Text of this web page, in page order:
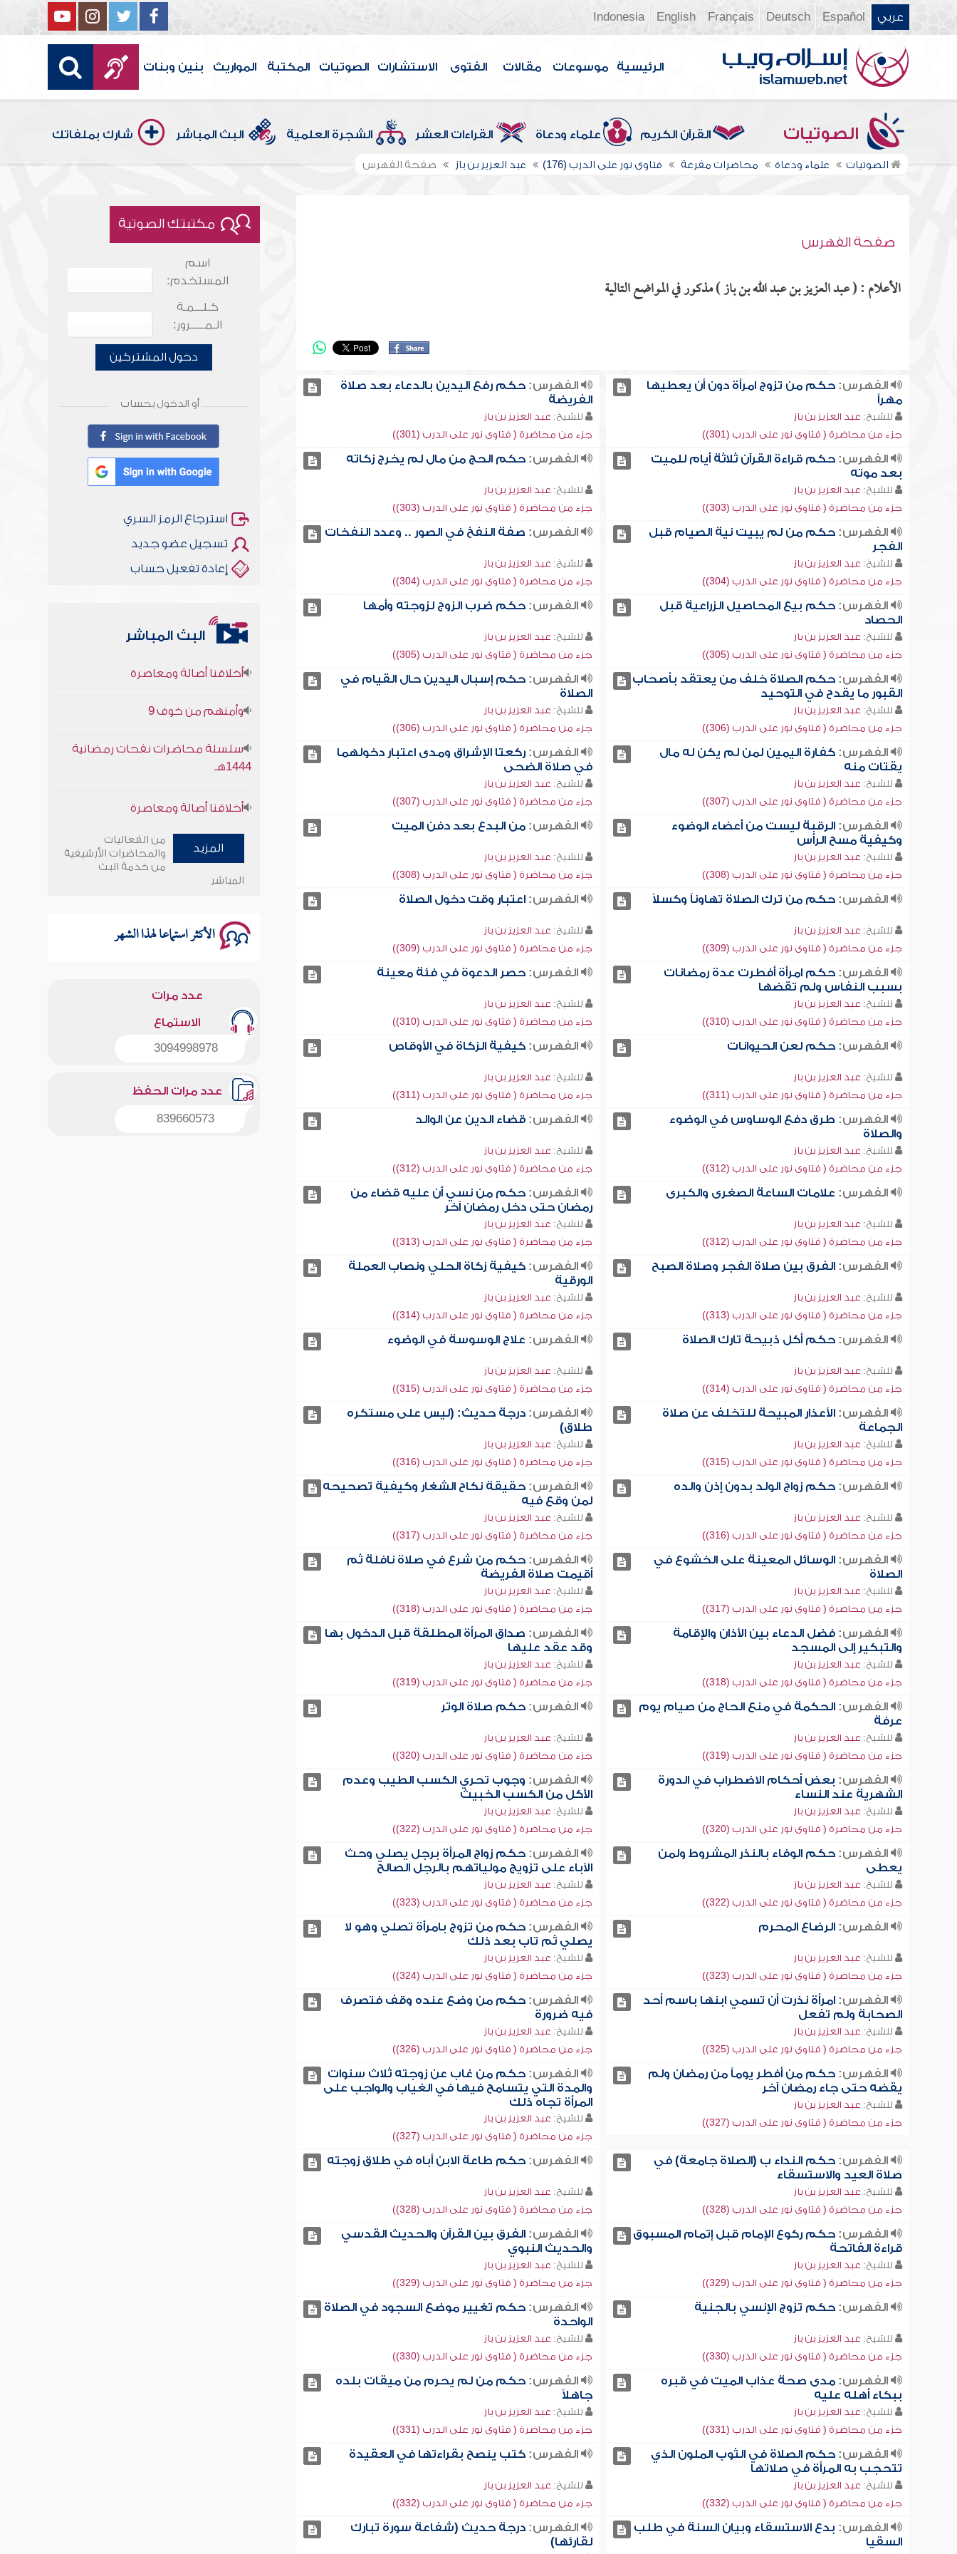
عربي Español
Deutsch
Français
English
Indonesia
الرئيسية موسوعات مقالات الفتوى الاستشارات الصوتيات المكتبة المواريث بنين وبنات
الصوتيات القرآن الكريم علماء ودعاة القراءات العشر الشجرة العلمية البث المباشر شارك بملفاتك
الصوتيات علماء ودعاة محاضرات مفرغة فتاوى نور على الدرب (176) عبد العزيز بن باز صفحة الفهرس
صفحة الفهرس
الأعلام : ( عبد العزيز بن عبد الله بن باز ) مذكور في المواضع التالية
الفهرس:حكم من تزوج امرأة دون أن يعطيها
مهراً
للشيخ: عبد العزيز بن باز
جزء من محاضرة ( فتاوى نور على الدرب (301))
الفهرس: حكم رفع اليدين بالدعاء بعد صلاة
الفريضة
للشيخ: عبد العزيز بن باز
جزء من محاضرة ( فتاوى نور على الدرب (301))
الفهرس:حكم قراءة القرآن ثلاثة أيام للميت
بعد موته
للشيخ: عبد العزيز بن باز
جزء من محاضرة ( فتاوى نور على الدرب (303))
الفهرس: حكم الحج من مال لم يخرج زكاته
للشيخ: عبد العزيز بن باز
جزء من محاضرة ( فتاوى نور على الدرب (303))
الفهرس:حكم من لم يبيت نية الصيام قبل
الفجر
للشيخ: عبد العزيز بن باز
جزء من محاضرة ( فتاوى نور على الدرب (304))
الفهرس: صفة النفخ في الصور .. وعدد النفخات
للشيخ: عبد العزيز بن باز
جزء من محاضرة ( فتاوى نور على الدرب (304))
الفهرس:حكم بيع المحاصيل الزراعية قبل
الحصاد
للشيخ: عبد العزيز بن باز
جزء من محاضرة ( فتاوى نور على الدرب (305))
الفهرس: حكم ضرب الزوج لزوجته وأمها
للشيخ: عبد العزيز بن باز
جزء من محاضرة ( فتاوى نور على الدرب (305))
الفهرس:حكم الصلاة خلف من يعتقد بأصحاب
القبور ما يقدح في التوحيد
للشيخ: عبد العزيز بن باز
جزء من محاضرة ( فتاوى نور على الدرب (306))
الفهرس: حكم إسبال اليدين حال القيام في
الصلاة
للشيخ: عبد العزيز بن باز
جزء من محاضرة ( فتاوى نور على الدرب (306))
الفهرس:كفارة اليمين لمن لم يكن له مال
يقتات منه
للشيخ: عبد العزيز بن باز
جزء من محاضرة ( فتاوى نور على الدرب (307))
الفهرس: ركعتا الإشراق ومدى اعتبار دخولهما
في صلاة الضحى
للشيخ: عبد العزيز بن باز
جزء من محاضرة ( فتاوى نور على الدرب (307))
الفهرس:الرقبة ليست من أعضاء الوضوء
وكيفية مسح الرأس
للشيخ: عبد العزيز بن باز
جزء من محاضرة ( فتاوى نور على الدرب (308))
الفهرس: من البدع بعد دفن الميت
للشيخ: عبد العزيز بن باز
جزء من محاضرة ( فتاوى نور على الدرب (308))
الفهرس:حكم من ترك الصلاة تهاوناً وكسلاً
للشيخ: عبد العزيز بن باز
جزء من محاضرة ( فتاوى نور على الدرب (309))
الفهرس: اعتبار وقت دخول الصلاة
للشيخ: عبد العزيز بن باز
جزء من محاضرة ( فتاوى نور على الدرب (309))
الفهرس:حكم امرأة أفطرت عدة رمضانات
بسبب النفاس ولم تقضها
للشيخ: عبد العزيز بن باز
جزء من محاضرة ( فتاوى نور على الدرب (310))
الفهرس: حصر الدعوة في فئة معينة
للشيخ: عبد العزيز بن باز
جزء من محاضرة ( فتاوى نور على الدرب (310))
الفهرس:حكم لعن الحيوانات
للشيخ: عبد العزيز بن باز
جزء من محاضرة ( فتاوى نور على الدرب (311))
الفهرس: كيفية الزكاة في الأوقاص
للشيخ: عبد العزيز بن باز
جزء من محاضرة ( فتاوى نور على الدرب (311))
الفهرس: طرق دفع الوساوس في الوضوء
والصلاة
للشيخ: عبد العزيز بن باز
جزء من محاضرة ( فتاوى نور على الدرب (312))
الفهرس: قضاء الدين عن الوالد
للشيخ: عبد العزيز بن باز
جزء من محاضرة ( فتاوى نور على الدرب (312))
الفهرس: علامات الساعة الصغرى والكبرى
للشيخ: عبد العزيز بن باز
جزء من محاضرة ( فتاوى نور على الدرب (312))
الفهرس: حكم من نسي أن عليه قضاء من
رمضان حتى دخل رمضان آخر
للشيخ: عبد العزيز بن باز
جزء من محاضرة ( فتاوى نور على الدرب (313))
الفهرس:الفرق بين صلاة الفجر وصلاة الصبح
للشيخ: عبد العزيز بن باز
جزء من محاضرة ( فتاوى نور على الدرب (313))
الفهرس: كيفية زكاة الحلي ونصاب العملة
الورقية
للشيخ: عبد العزيز بن باز
جزء من محاضرة ( فتاوى نور على الدرب (314))
الفهرس:حكم أكل ذبيحة تارك الصلاة
للشيخ: عبد العزيز بن باز
جزء من محاضرة ( فتاوى نور على الدرب (314))
الفهرس: علاج الوسوسة في الوضوء
للشيخ: عبد العزيز بن باز
جزء من محاضرة ( فتاوى نور على الدرب (315))
الفهرس:الأعذار المبيحة للتخلف عن صلاة
الجماعة
للشيخ: عبد العزيز بن باز
جزء من محاضرة ( فتاوى نور على الدرب (315))
الفهرس: درجة حديث: (ليس على مستكره
طلاق)
للشيخ: عبد العزيز بن باز
جزء من محاضرة ( فتاوى نور على الدرب (316))
الفهرس:حكم زواج الولد بدون إذن والده
للشيخ: عبد العزيز بن باز
جزء من محاضرة ( فتاوى نور على الدرب (316))
الفهرس: حقيقة نكاح الشغار وكيفية تصحيحه
لمن وقع فيه
للشيخ: عبد العزيز بن باز
جزء من محاضرة ( فتاوى نور على الدرب (317))
الفهرس:الوسائل المعينة على الخشوع في
الصلاة
للشيخ: عبد العزيز بن باز
جزء من محاضرة ( فتاوى نور على الدرب (317))
الفهرس: حكم من شرع في صلاة نافلة ثم
أقيمت صلاة الفريضة
للشيخ: عبد العزيز بن باز
جزء من محاضرة ( فتاوى نور على الدرب (318))
الفهرس:فضل الدعاء بين الأذان والإقامة
والتبكير إلى المسجد
للشيخ: عبد العزيز بن باز
جزء من محاضرة ( فتاوى نور على الدرب (318))
الفهرس: صداق المرأة المطلقة قبل الدخول بها
وقد عقد عليها
للشيخ: عبد العزيز بن باز
جزء من محاضرة ( فتاوى نور على الدرب (319))
الفهرس:الحكمة في منع الحاج من صيام يوم
عرفة
للشيخ: عبد العزيز بن باز
جزء من محاضرة ( فتاوى نور على الدرب (319))
الفهرس: حكم صلاة الوتر
للشيخ: عبد العزيز بن باز
جزء من محاضرة ( فتاوى نور على الدرب (320))
الفهرس: بعض أحكام الاضطراب في الدورة
الشهرية عند النساء
للشيخ: عبد العزيز بن باز
جزء من محاضرة ( فتاوى نور على الدرب (320))
الفهرس: وجوب تحري الكسب الطيب وعدم
الأكل من الكسب الخبيث
للشيخ: عبد العزيز بن باز
جزء من محاضرة ( فتاوى نور على الدرب (322))
الفهرس:حكم الوفاء بالنذر المشروط ولمن
يعطى
للشيخ: عبد العزيز بن باز
جزء من محاضرة ( فتاوى نور على الدرب (322))
الفهرس: حكم زواج المرأة برجل يصلي وحث
الآباء على تزويج مولياتهم بالرجل الصالح
للشيخ: عبد العزيز بن باز
جزء من محاضرة ( فتاوى نور على الدرب (323))
الفهرس:الرضاع المحرم
للشيخ: عبد العزيز بن باز
جزء من محاضرة ( فتاوى نور على الدرب (323))
الفهرس: حكم من تزوج بامرأة تصلي وهو لا
يصلي ثم تاب بعد ذلك
للشيخ: عبد العزيز بن باز
جزء من محاضرة ( فتاوى نور على الدرب (324))
الفهرس:امرأة نذرت أن تسمي ابنها باسم أحد
الصحابة ولم تفعل
للشيخ: عبد العزيز بن باز
جزء من محاضرة ( فتاوى نور على الدرب (325))
الفهرس: حكم من وضع عنده وقف فتصرف
فيه ضرورة
للشيخ: عبد العزيز بن باز
جزء من محاضرة ( فتاوى نور على الدرب (326))
الفهرس:حكم من أفطر يوماً من رمضان ولم
يقضه حتى جاء رمضان آخر
للشيخ: عبد العزيز بن باز
جزء من محاضرة ( فتاوى نور على الدرب (327))
الفهرس: حكم من غاب عن زوجته ثلاث سنوات
والمدة التي يتسامح فيها في الغياب والواجب على
المرأة تجاه ذلك
للشيخ: عبد العزيز بن باز
جزء من محاضرة ( فتاوى نور على الدرب (327))
الفهرس:حكم النداء ب (الصلاة جامعة) في
صلاة العيد والاستسقاء
للشيخ: عبد العزيز بن باز
جزء من محاضرة ( فتاوى نور على الدرب (328))
الفهرس: حكم طاعة الابن أباه في طلاق زوجته
للشيخ: عبد العزيز بن باز
جزء من محاضرة ( فتاوى نور على الدرب (328))
الفهرس:حكم ركوع الإمام قبل إتمام المسبوق
قراءة الفاتحة
للشيخ: عبد العزيز بن باز
جزء من محاضرة ( فتاوى نور على الدرب (329))
الفهرس: الفرق بين القرآن والحديث القدسي
والحديث النبوي
للشيخ: عبد العزيز بن باز
جزء من محاضرة ( فتاوى نور على الدرب (329))
الفهرس:حكم تزوج الإنسي بالجنية
للشيخ: عبد العزيز بن باز
جزء من محاضرة ( فتاوى نور على الدرب (330))
الفهرس: حكم تغيير موضع السجود في الصلاة
الواحدة
للشيخ: عبد العزيز بن باز
جزء من محاضرة ( فتاوى نور على الدرب (330))
الفهرس:مدى صحة عذاب الميت في قبره
ببكاء أهله عليه
للشيخ: عبد العزيز بن باز
جزء من محاضرة ( فتاوى نور على الدرب (331))
الفهرس: حكم من لم يحرم من ميقات بلده
جاهلاً
للشيخ: عبد العزيز بن باز
جزء من محاضرة ( فتاوى نور على الدرب (331))
الفهرس:حكم الصلاة في الثوب الملون الذي
تتحجب به المرأة في صلاتها
للشيخ: عبد العزيز بن باز
جزء من محاضرة ( فتاوى نور على الدرب (332))
الفهرس: كتب ينصح بقراءتها في العقيدة
للشيخ: عبد العزيز بن باز
جزء من محاضرة ( فتاوى نور على الدرب (332))
الفهرس: بدع الاستسقاء وبيان السنة في طلب
السقيا
الفهرس: درجة حديث (شفاعة سورة تبارك
لقارئها)
مكتبتك الصوتية
اسم
المستخدم:
كـلـــمـة
الـمـــــرور:
دخول المشتركين
أو الدخول بحساب
استرجاع الرمز السري
تسجيل عضو جديد
إعادة تفعيل حساب
البث المباشر
1444هـ
سلسلة محاضرات نفحات رمضانية
1444هـ
المزيد
من الفعاليات
والمحاضرات الأرشيفية
من خدمة البث
المباشر
الأكثر استماعا لهذا الشهر
عدد مرات
الاستماع
3094998978
عدد مرات الحفظ
839660573